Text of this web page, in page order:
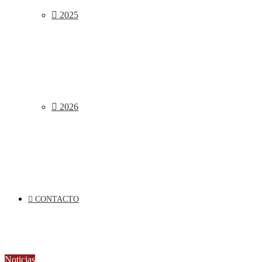
2025
2026
CONTACTO
Noticias